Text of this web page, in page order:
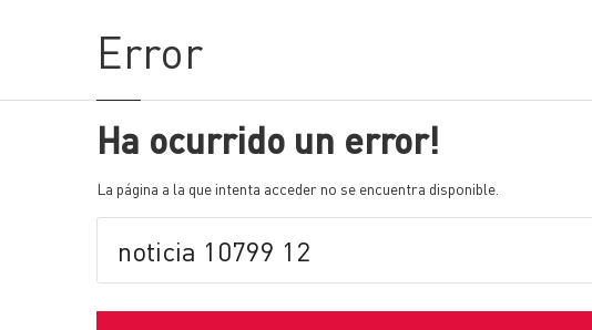
Error
Ha ocurrido un error!
La página a la que intenta acceder no se encuentra disponible.